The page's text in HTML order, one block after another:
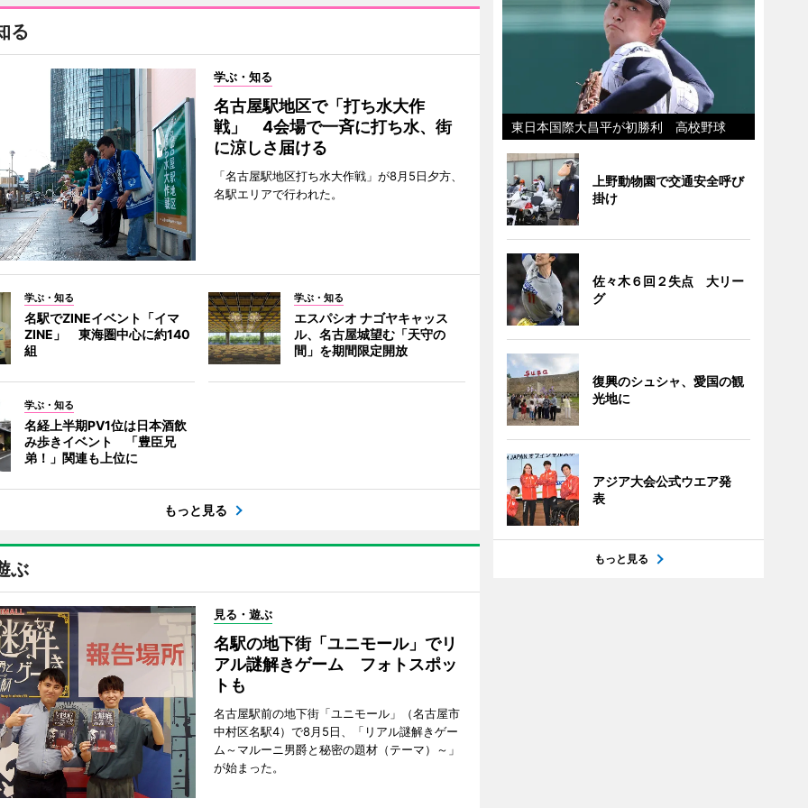
る
学ぶ・知る
名古屋駅地区で「打ち水大作
戦」 4会場で一斉に打ち水、街
に涼しさ届ける
「名古屋駅地区打ち水大作戦」が8月5日夕方、
名駅エリアで行われた。
学ぶ・知る
名駅でZINEイベント「イマ
ZINE」 東海圏中心に約140
組
学ぶ・知る
エスパシオ ナゴヤキャッス
ル、名古屋城望む「天守の
間」を期間限定開放
学ぶ・知る
名経上半期PV1位は日本酒飲
み歩きイベント 「豊臣兄
弟！」関連も上位に
もっと見る
ぶ
見る・遊ぶ
名駅の地下街「ユニモール」でリ
アル謎解きゲーム フォトスポッ
トも
名古屋駅前の地下街「ユニモール」（名古屋市
中村区名駅4）で8月5日、「リアル謎解きゲー
ム～マルーニ男爵と秘密の題材（テーマ）～」
が始まった。
東日本国際大昌平が初勝利 高校野球
上野動物園で交通安全呼び
掛け
佐々木６回２失点 大リー
グ
復興のシュシャ、愛国の観
光地に
アジア大会公式ウエア発
表
もっと見る